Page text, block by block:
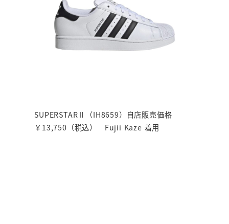
SUPERSTARⅡ（IH8659）自店販売価格
￥13,750（税込） Fujii Kaze 着用